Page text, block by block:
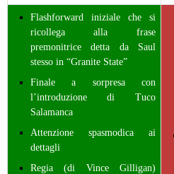
Flashforward iniziale che si
ricollega alla frase
premonitrice detta da Saul
stesso in “Granite State”
Finale a sorpresa con
l’introduzione di Tuco
Salamanca
Attenzione spasmodica ai
dettagli
Regia (di Vince Gilligan)